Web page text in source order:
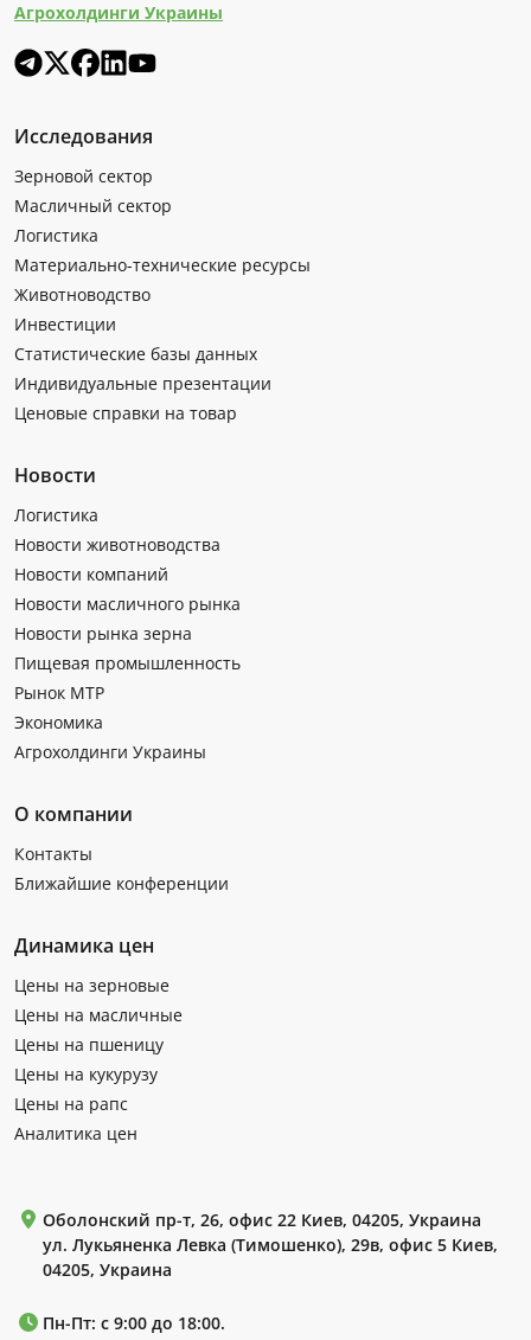
Агрохолдинги Украины
Исследования
Зерновой сектор
Масличный сектор
Логистика
Материально-технические ресурсы
Животноводство
Инвестиции
Статистические базы данных
Индивидуальные презентации
Ценовые справки на товар
Новости
Логистика
Новости животноводства
Новости компаний
Новости масличного рынка
Новости рынка зерна
Пищевая промышленность
Рынок МТР
Экономика
Агрохолдинги Украины
О компании
Контакты
Ближайшие конференции
Динамика цен
Цены на зерновые
Цены на масличные
Цены на пшеницу
Цены на кукурузу
Цены на рапс
Аналитика цен
Оболонский пр-т, 26, офис 22 Киев, 04205, Украина
ул. Лукьяненка Левка (Тимошенко), 29в, офис 5 Киев,
04205, Украина
Пн-Пт: с 9:00 до 18:00.